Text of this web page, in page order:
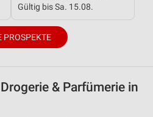
Gültig bis Sa. 15.08.
PROSPEKTE
& Parfümerie in